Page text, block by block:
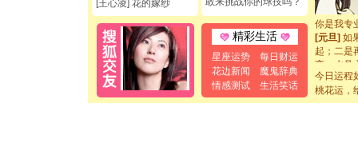
[王心凌] 花的嫁纱
精彩生活
星座运势
每日财运
花边新闻
魔鬼辞典
情感测试
生活笑话
断电。爱
你是我专
[元旦]如
起；二是
离。水晶
[元旦]当
泣，这痛
今日运程
桃花运，